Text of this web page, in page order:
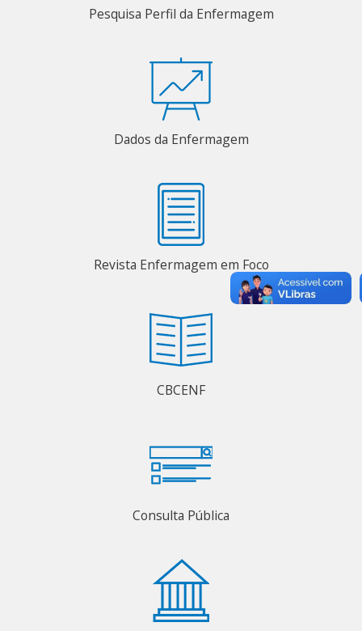
Pesquisa Perfil da Enfermagem
Dados da Enfermagem
Revista Enfermagem em Foco
CBCENF
Consulta Pública